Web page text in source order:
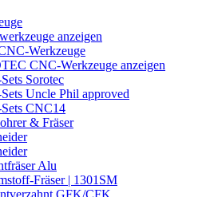
anzeigen
Werkzeuge
CNC-Werkzeuge anzeigen
Sorotec
Uncle Phil approved
CNC14
& Fräser
Alu
Fräser | 1301SM
GFK/CFK